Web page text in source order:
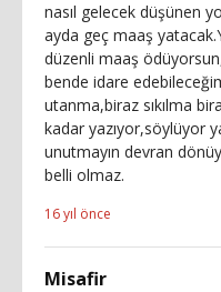
nasıl gelecek düşünen
ayda geç maaş
düzenli maaş
bende idare
utanma,biraz sıkılma
kadar yazıyor,söylüyor
unutmayın devran
belli olmaz.
16 yıl önce
Misafir